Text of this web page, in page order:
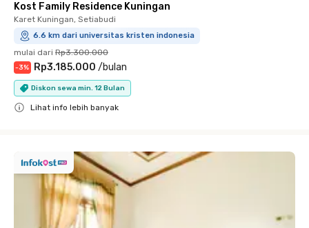
Kost Family Residence Kuningan
Karet Kuningan, Setiabudi
6.6 km dari universitas kristen indonesia
mulai dari Rp3.300.000
-3% Rp3.185.000 /bulan
Diskon sewa min. 12 Bulan
Lihat info lebih banyak